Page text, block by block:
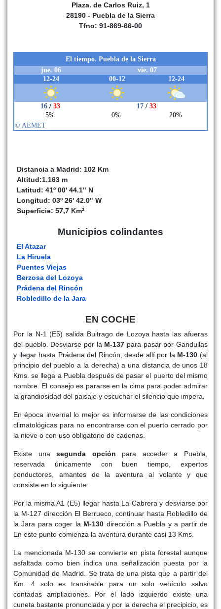
Plaza. de Carlos Ruiz, 1
28190 - Puebla de la Sierra
Tfno: 91-869-66-00
Distancia a Madrid: 102 Km
Altitud:1.163 m
Latitud: 41º 00' 44.1" N
Longitud: 03º 26' 42.0" W
Superficie: 57,7 Km²
Municipios colindantes
El Atazar
La Hiruela
Puentes Viejas
Berzosa del Lozoya
Prádena del Rincón
Robledillo de la Jara
EN COCHE
Por la N-1 (E5) salida Buitrago de Lozoya hasta las afueras
del pueblo. Desviarse por la M-137 para pasar por Gandullas
y llegar hasta Prádena del Rincón, desde allí por la M-130 (al
principio del pueblo a la derecha) a una distancia de unos 18
Kms. se llega a Puebla después de pasar el puerto del mismo
nombre. El consejo es pararse en la cima para poder admirar
la grandiosidad del paisaje y escuchar el silencio que impera.
En época invernal lo mejor es informarse de las condiciones
climatológicas para no encontrarse con el puerto cerrado por
la nieve o con uso obligatorio de cadenas.
Existe unasegunda opción para acceder a Puebla,
reservada únicamente con buen tiempo, expertos
conductores, amantes de la aventura al volante y que
consiste en lo siguiente:
Por la misma A1 (E5) llegar hasta La Cabrera y desviarse por
la M-127 dirección El Berrueco, continuar hasta Robledillo de
la Jara para coger la M-130 dirección a Puebla y a partir de
En este punto comienza la aventura durante casi 13 Kms.
La mencionada M-130 se convierte en pista forestal aunque
asfaltada como bien indica una señalización puesta por la
Comunidad de Madrid. Se trata de una pista que a partir del
Km. 4 solo es transitable para un solo vehículo salvo
contadas ampliaciones. Por el lado izquierdo existe una
cuneta bastante pronunciada y por la derecha el precipicio, es